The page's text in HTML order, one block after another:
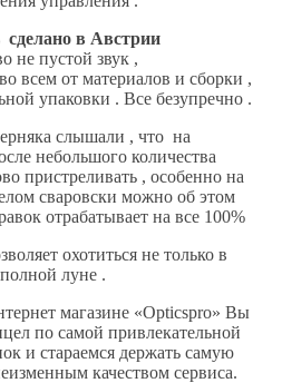
в Австрии
не пустой звук ,
всем от материалов и сборки ,
упаковки . Все безупречно .
слышали , что на
небольшого количества
пристреливать , особенно на
сваровски можно об этом
отрабатывает на все 100%
охотиться не только в
луне .
магазине «Opticspro» Вы
по самой привлекательной
и стараемся держать самую
качеством сервиса.